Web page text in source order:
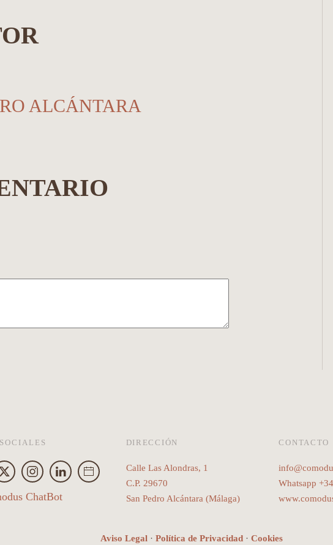
ALCÁNTARA
ChatBot
DIRECCIÓN
Calle Las Alondras, 1
C.P. 29670
San Pedro Alcántara (Málaga)
CONTACTO
Whatsapp
Aviso Legal · Política de Privacidad · Cookies